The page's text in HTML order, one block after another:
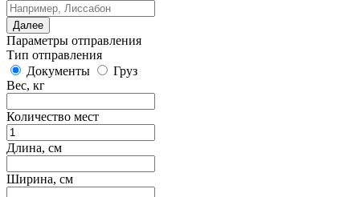
Далее
Параметры отправления
Тип отправления
Документы
Груз
Вес, кг
Количество мест
Длина, см
Ширина, см